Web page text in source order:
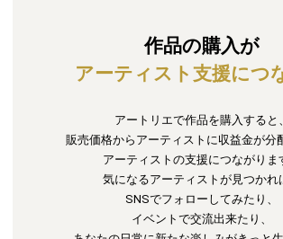
作品の購入が
アーティスト支援につ
アートリエで作品を購入すると、
販売価格からアーティストに収益金が分
アーティストの支援につながりま
気になるアーティストが見つかれ
SNSでフォローしてみたり、
イベントで交流出来たり、